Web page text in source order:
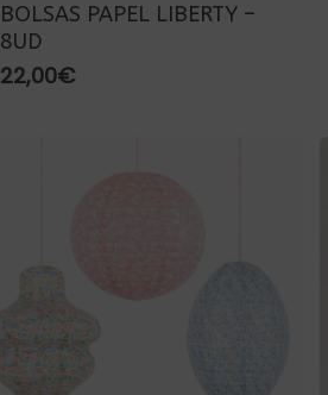
BOLSAS PAPEL LIBERTY –
8UD
22,00€